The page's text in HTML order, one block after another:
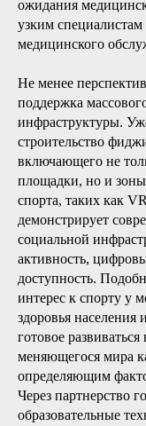
ожидания
узким
медицинского
Не менее
поддержка
инфраструктуры.
строительство
включающего не
площадки, но и
спорта, таких как
демонстрирует
социальной
активность,
доступность.
интерес к спорту у
здоровья населения
готовое
меняющегося мира
определяющим
Через партнерство
образовательные